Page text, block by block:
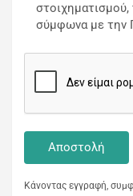
σύμφωνα με την
Κάνοντας εγγραφή,